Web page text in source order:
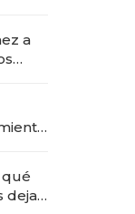
a
qué
dejan